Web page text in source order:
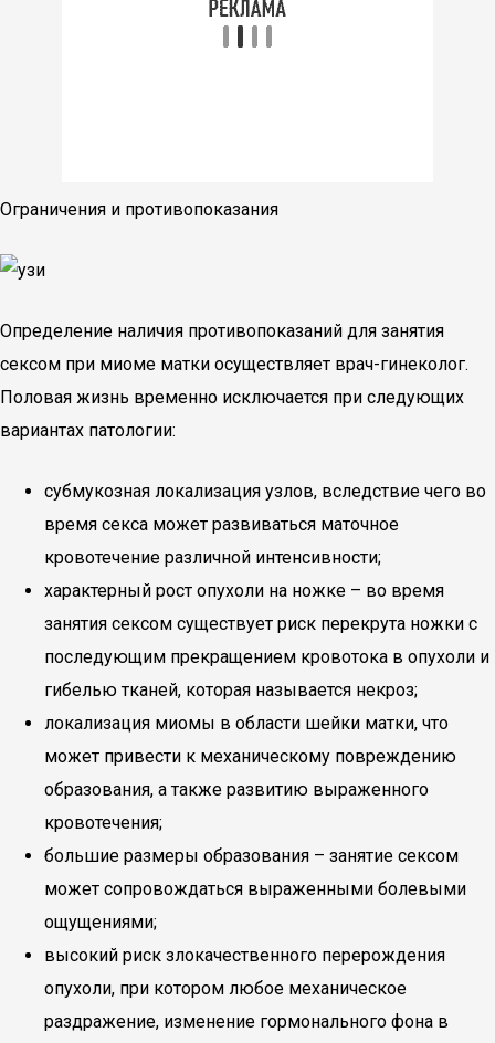
Ограничения и противопоказания
Определение наличия противопоказаний для занятия
сексом при миоме матки осуществляет врач-гинеколог.
Половая жизнь временно исключается при следующих
вариантах патологии:
субмукозная локализация узлов, вследствие чего во
время секса может развиваться маточное
кровотечение различной интенсивности;
характерный рост опухоли на ножке – во время
занятия сексом существует риск перекрута ножки с
последующим прекращением кровотока в опухоли и
гибелью тканей, которая называется некроз;
локализация миомы в области шейки матки, что
может привести к механическому повреждению
образования, а также развитию выраженного
кровотечения;
большие размеры образования – занятие сексом
может сопровождаться выраженными болевыми
ощущениями;
высокий риск злокачественного перерождения
опухоли, при котором любое механическое
раздражение, изменение гормонального фона в